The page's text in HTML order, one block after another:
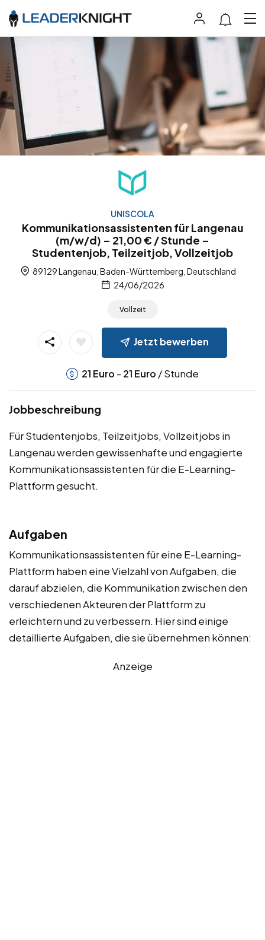
UNISCOLA
Kommunikationsassistenten für Langenau
(m/w/d) – 21,00 € / Stunde –
Studentenjob, Teilzeitjob, Vollzeitjob
89129 Langenau, Baden-Württemberg, Deutschland
24/06/2026
Vollzeit
Jetzt bewerben
21 Euro - 21 Euro / Stunde
Jobbeschreibung
Für Studentenjobs, Teilzeitjobs, Vollzeitjobs in
Langenau werden gewissenhafte und engagierte
Kommunikationsassistenten für die E-Learning-
Plattform gesucht.
Aufgaben
Kommunikationsassistenten für eine E-Learning-
Plattform haben eine Vielzahl von Aufgaben, die
darauf abzielen, die Kommunikation zwischen den
verschiedenen Akteuren der Plattform zu
erleichtern und zu verbessern. Hier sind einige
detaillierte Aufgaben, die sie übernehmen können:
Anzeige